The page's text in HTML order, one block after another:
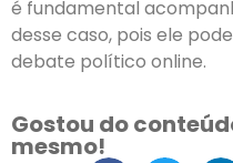
é fundamental
desse caso, pois ele
debate político online.
Gostou do
mesmo!